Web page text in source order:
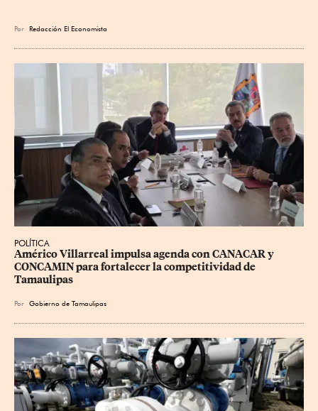
Por Redacción El Economista
POLÍTICA
Américo Villarreal impulsa agenda con CANACAR y
CONCAMIN para fortalecer la competitividad de
Tamaulipas
Por Gobierno de Tamaulipas